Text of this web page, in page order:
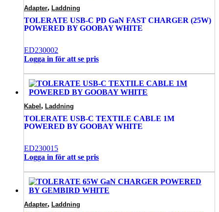
Adapter, Laddning
TOLERATE USB-C PD GaN FAST CHARGER (25W)
POWERED BY GOOBAY WHITE
ED230002
Logga in för att se pris
Kabel , Laddning
TOLERATE USB-C TEXTILE CABLE 1M
POWERED BY GOOBAY WHITE
ED230015
Logga in för att se pris
Adapter, Laddning